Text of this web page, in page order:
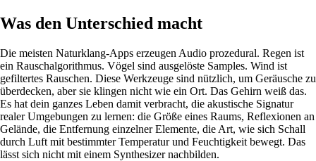
Was den Unterschied macht
Die meisten Naturklang-Apps erzeugen Audio prozedural. Regen ist
ein Rauschalgorithmus. Vögel sind ausgelöste Samples. Wind ist
gefiltertes Rauschen. Diese Werkzeuge sind nützlich, um Geräusche zu
überdecken, aber sie klingen nicht wie ein Ort. Das Gehirn weiß das.
Es hat dein ganzes Leben damit verbracht, die akustische Signatur
realer Umgebungen zu lernen: die Größe eines Raums, Reflexionen an
Gelände, die Entfernung einzelner Elemente, die Art, wie sich Schall
durch Luft mit bestimmter Temperatur und Feuchtigkeit bewegt. Das
lässt sich nicht mit einem Synthesizer nachbilden.